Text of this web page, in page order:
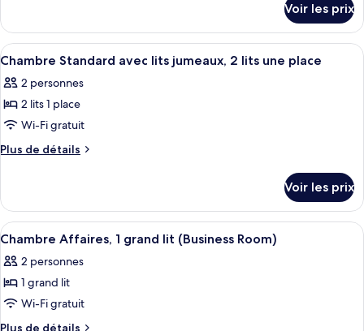
chambre :
Chambre
Double
Standard,
1
grand
lit
le
type
de
Chambre
Double
grand
lit
Voir les prix
Afficher
toutes
les
photos
pour
ce
chambre :
Chambre
Standard
avec
lits
jumeaux,
Une chambre d’hôtel avec deux
2
Chambre Standard avec lits jumeaux, 2 lits une place
2 personnes
2 lits 1 place
Wi-Fi gratuit
Plus de détails
Plus
le
type
de
Chambre
Standard
lits
jumeaux,
Voir les prix
Afficher
toutes
les
photos
pour
ce
Une chambre d’hôtel avec un
2
Chambre Affaires, 1 grand lit (Business Room)
2 personnes
1 grand lit
Wi-Fi gratuit
Plus de détails
Plus